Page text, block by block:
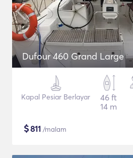
Dufour 460 Grand Large
Kapal Pesiar Berlayar
46 ft
14 m
$811 /malam